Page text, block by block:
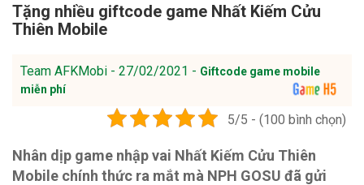
Tặng nhiều giftcode game Nhất Kiếm Cửu
Thiên Mobile
Team AFKMobi - 27/02/2021 - Giftcode game mobile
miễn phí
5/5 - (100 bình chọn)
Nhân dịp game nhập vai Nhất Kiếm Cửu Thiên
Mobile chính thức ra mắt mà NPH GOSU đã gửi